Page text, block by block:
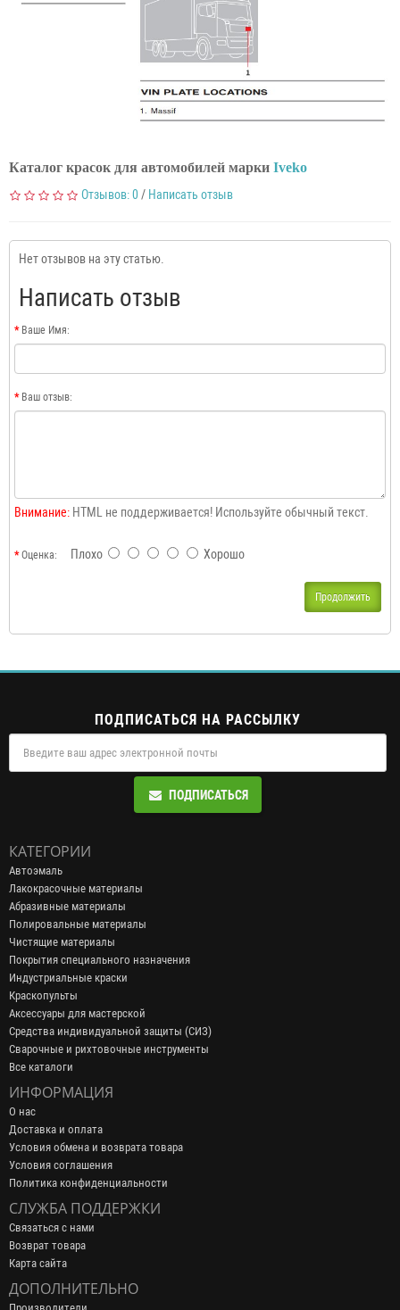
Каталог красок для автомобилей марки Iveko
Отзывов: 0/ Написать отзыв
Нет отзывов на эту статью.
Написать отзыв
Ваше Имя:
Ваш отзыв:
Внимание: HTML не поддерживается! Используйте обычный текст.
Оценка: Плохо Хорошо
Продолжить
ПОДПИСАТЬСЯ НА РАССЫЛКУ
ПОДПИСАТЬСЯ
КАТЕГОРИИ
Автоэмаль
Лакокрасочные материалы
Абразивные материалы
Полировальные материалы
Чистящие материалы
Покрытия специального назначения
Индустриальные краски
Краскопульты
Аксессуары для мастерской
Средства индивидуальной защиты (СИЗ)
Сварочные и рихтовочные инструменты
Все каталоги
ИНФОРМАЦИЯ
О нас
Доставка и оплата
Условия обмена и возврата товара
Условия соглашения
Политика конфиденциальности
СЛУЖБА ПОДДЕРЖКИ
Связаться с нами
Возврат товара
Карта сайта
ДОПОЛНИТЕЛЬНО